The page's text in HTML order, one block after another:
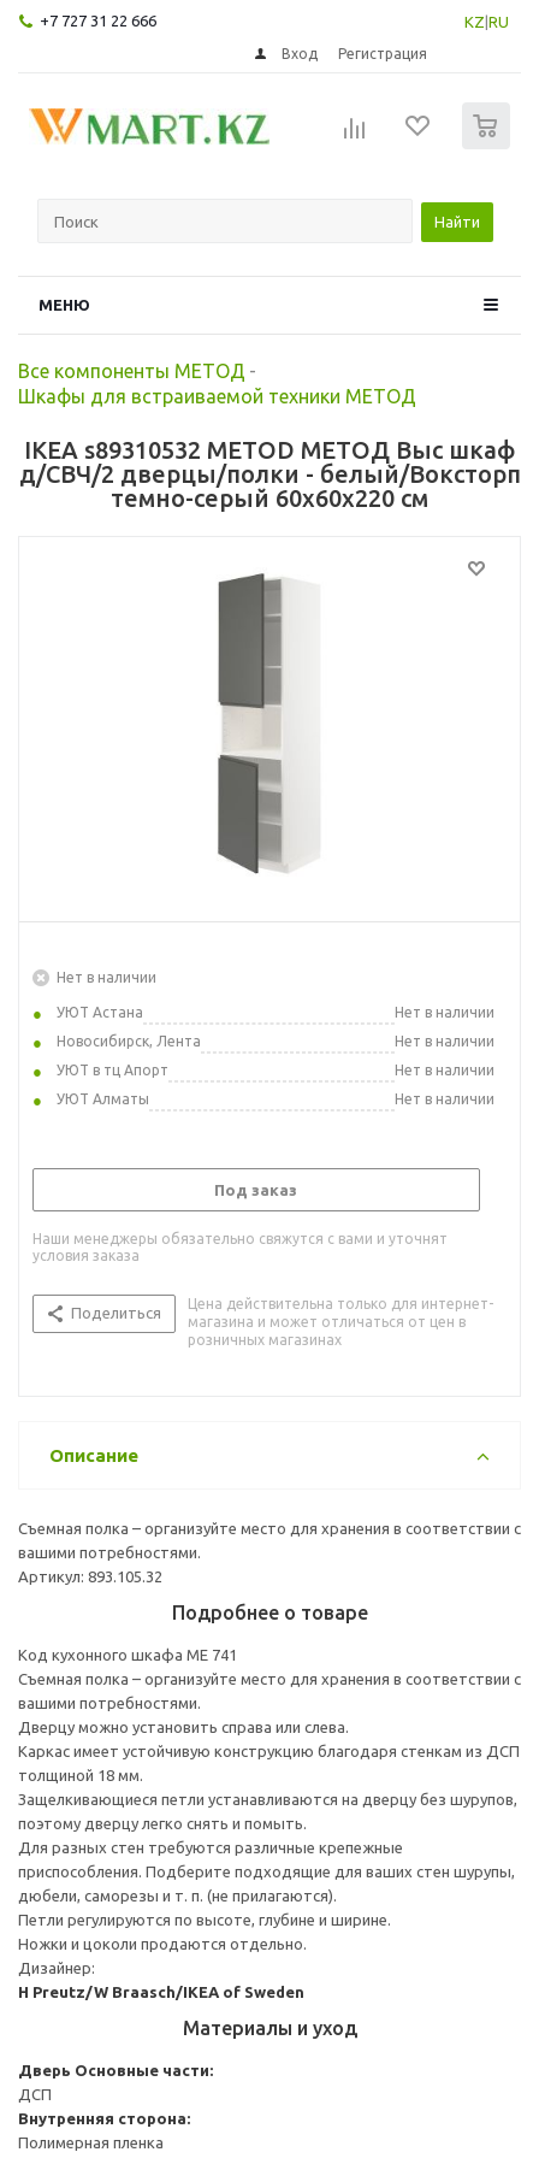
+7 727 31 22 666 KZ RU
Вход Регистрация
Найти
МЕНЮ
Все компоненты МЕТОД -
Шкафы для встраиваемой техники МЕТОД
IKEA s89310532 METOD МЕТОД Выс шкаф
д/СВЧ/2 дверцы/полки - белый/Воксторп
темно-серый 60x60x220 см
Нет в наличии
УЮТ Астана
Нет в наличии
Новосибирск, Лента
Нет в наличии
УЮТ в тц Апорт
Нет в наличии
УЮТ Алматы
Нет в наличии
Под заказ
Наши менеджеры обязательно свяжутся с вами и уточнят
условия заказа
Поделиться
Цена действительна только для интернет-
магазина и может отличаться от цен в
розничных магазинах
Описание
Съемная полка – организуйте место для хранения в соответствии с
вашими потребностями.
Артикул: 893.105.32
Подробнее о товаре
Код кухонного шкафа ME 741
Съемная полка – организуйте место для хранения в соответствии с
вашими потребностями.
Дверцу можно установить справа или слева.
Каркас имеет устойчивую конструкцию благодаря стенкам из ДСП
толщиной 18 мм.
Защелкивающиеся петли устанавливаются на дверцу без шурупов,
поэтому дверцу легко снять и помыть.
Для разных стен требуются различные крепежные
приспособления. Подберите подходящие для ваших стен шурупы,
дюбели, саморезы и т. п. (не прилагаются).
Петли регулируются по высоте, глубине и ширине.
Ножки и цоколи продаются отдельно.
Дизайнер:
H Preutz/W Braasch/IKEA of Sweden
Материалы и уход
Дверь Основные части:
ДСП
Внутренняя сторона:
Полимерная пленка